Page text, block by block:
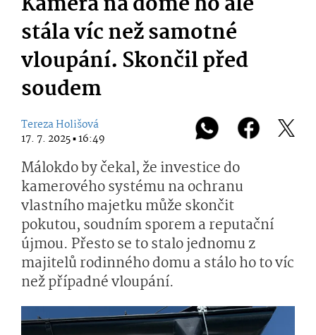
stála víc než samotné
vloupání. Skončil před
soudem
Tereza Holišová
17. 7. 2025 ▪ 16:49
Málokdo by čekal, že investice do
kamerového systému na ochranu
vlastního majetku může skončit
pokutou, soudním sporem a reputační
újmou. Přesto se to stalo jednomu z
majitelů rodinného domu a stálo ho to víc
než případné vloupání.